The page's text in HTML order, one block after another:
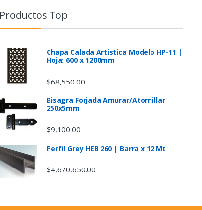
Productos Top
Chapa Calada Artistica Modelo HP-11 |
Hoja: 600 x 1200mm
$68,550.00
Bisagra Forjada Amurar/Atornillar
250x5mm
$9,100.00
Perfil Grey HEB 260 | Barra x 12 Mt
$4,670,650.00